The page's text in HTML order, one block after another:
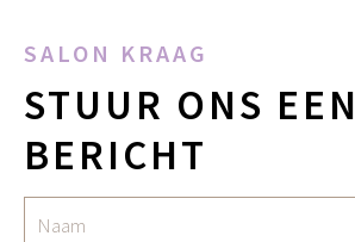
SALON KRAAG
STUUR ONS EEN
BERICHT